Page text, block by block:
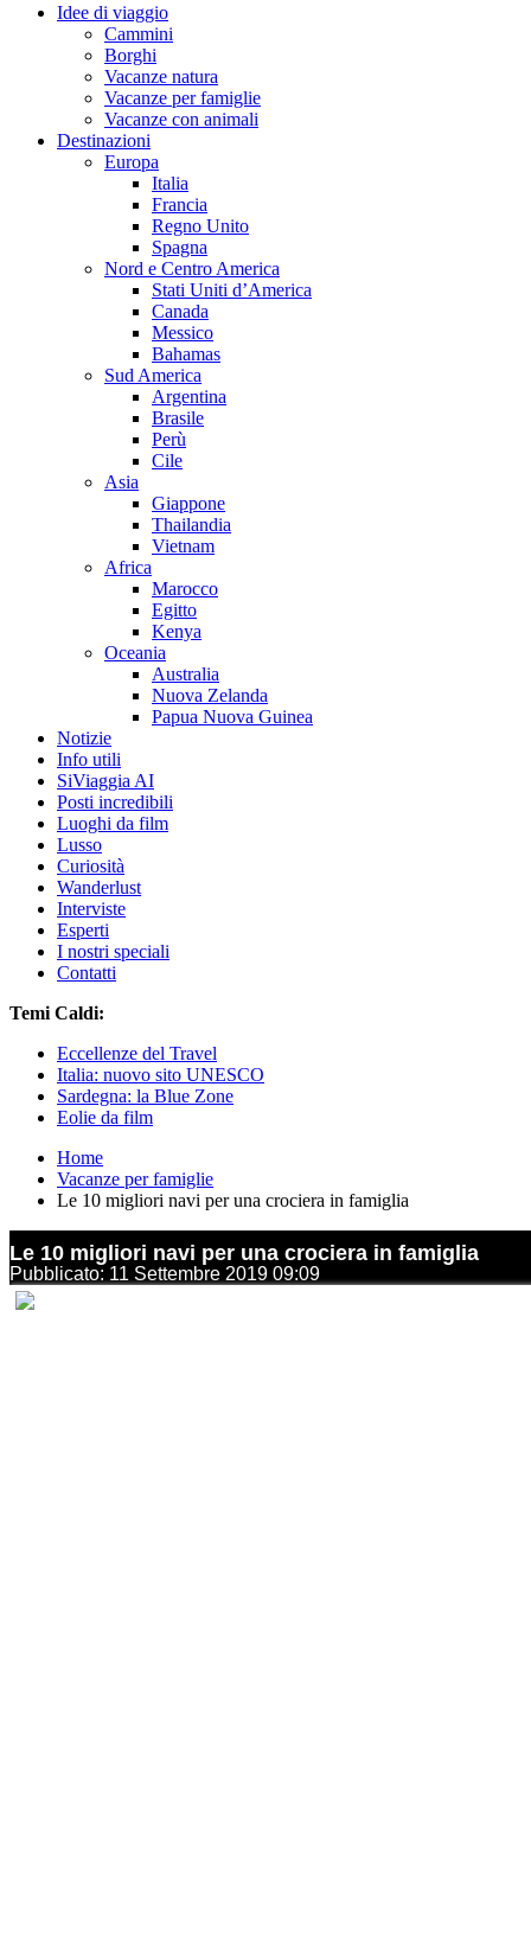
Idee di viaggio
Cammini
Borghi
Vacanze natura
Vacanze per famiglie
Vacanze con animali
Destinazioni
Europa
Italia
Francia
Regno Unito
Spagna
Nord e Centro America
Stati Uniti d’America
Canada
Messico
Bahamas
Sud America
Argentina
Brasile
Perù
Cile
Asia
Giappone
Thailandia
Vietnam
Africa
Marocco
Egitto
Kenya
Oceania
Australia
Nuova Zelanda
Papua Nuova Guinea
Notizie
Info utili
SiViaggia AI
Posti incredibili
Luoghi da film
Lusso
Curiosità
Wanderlust
Interviste
Esperti
I nostri speciali
Contatti
Temi Caldi:
Eccellenze del Travel
Italia: nuovo sito UNESCO
Sardegna: la Blue Zone
Eolie da film
Home
Vacanze per famiglie
Le 10 migliori navi per una crociera in famiglia
Le 10 migliori navi per una crociera in famiglia
Pubblicato: 11 Settembre 2019 09:09